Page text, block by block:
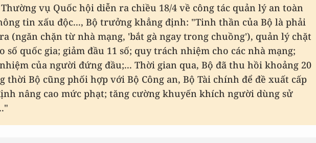
vụ Quốc hội diễn ra chiều 18/4 về công tác quản lý an toàn
tin xấu độc..., Bộ trưởng khẳng định: "Tinh thần của Bộ là phải
(ngăn chặn từ nhà mạng, 'bắt gà ngay trong chuồng'), quản lý chặt
số quốc gia; giảm đầu 11 số; quy trách nhiệm cho các nhà mạng;
của người đứng đầu;... Thời gian qua, Bộ đã thu hồi khoảng 20
thời Bộ cũng phối hợp với Bộ Công an, Bộ Tài chính để đề xuất cấp
nâng cao mức phạt; tăng cường khuyến khích người dùng sử